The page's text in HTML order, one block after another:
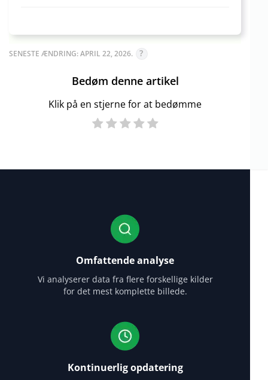
SENESTE ÆNDRING: APRIL 22, 2026.
Bedøm denne artikel
Klik på en stjerne for at bedømme
Omfattende analyse
Vi analyserer data fra flere forskellige kilder
for det mest komplette billede.
Kontinuerlig opdatering